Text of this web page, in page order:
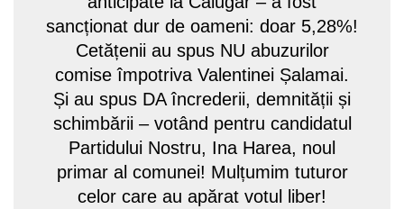
sancționat dur de oameni: doar 5,28%!
Cetățenii au spus NU abuzurilor
comise împotriva Valentinei Șalamai.
Și au spus DA încrederii, demnității și
schimbării – votând pentru candidatul
Partidului Nostru, Ina Harea, noul
primar al comunei! Mulțumim tuturor
celor care au apărat votul liber!